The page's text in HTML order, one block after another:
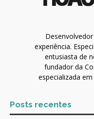
experiência.
entusiasta de
fundador da
especializada
Posts recentes